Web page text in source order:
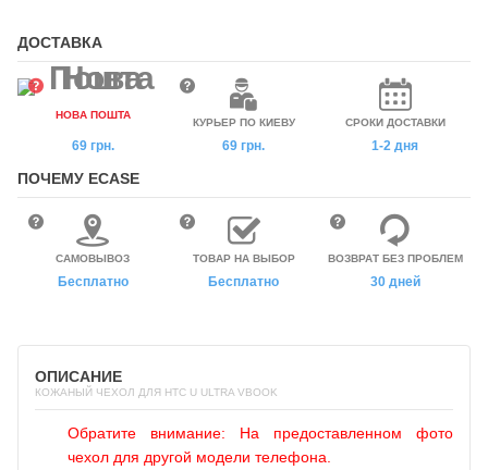
ДОСТАВКА
НОВА ПОШТА
69 грн.
КУРЬЕР ПО КИЕВУ
69 грн.
СРОКИ ДОСТАВКИ
1-2 дня
ПОЧЕМУ ECASE
САМОВЫВОЗ
Бесплатно
ТОВАР НА ВЫБОР
Бесплатно
ВОЗВРАТ БЕЗ ПРОБЛЕМ
30 дней
ОПИСАНИЕ
КОЖАНЫЙ ЧЕХОЛ ДЛЯ HTC U ULTRA VBOOK
Обратите внимание: На предоставленном фото
чехол для другой модели телефона.